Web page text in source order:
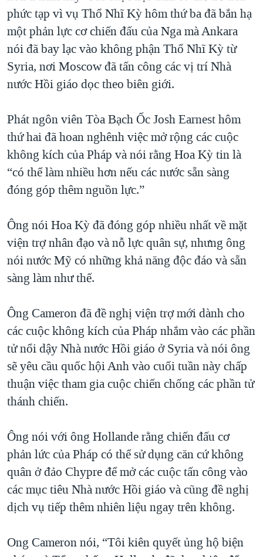
phức tạp vì vụ Thổ Nhĩ Kỳ hôm thứ ba đã bắn hạ
một phản lực cơ chiến đấu của Nga mà Ankara
nói đã bay lạc vào không phận Thổ Nhĩ Kỳ từ
Syria, nơi Moscow đã tấn công các vị trí Nhà
nước Hồi giáo dọc theo biên giới.
Phát ngôn viên Tòa Bạch Ốc Josh Earnest hôm
thứ hai đã hoan nghênh việc mở rộng các cuộc
không kích của Pháp và nói rằng Hoa Kỳ tin là
“có thể làm nhiều hơn nếu các nước sẵn sàng
đóng góp thêm nguồn lực.”
Ông nói Hoa Kỳ đã đóng góp nhiều nhất về mặt
viện trợ nhân đạo và nỗ lực quân sự, nhưng ông
nói nước Mỹ có những khả năng độc đáo và sẵn
sàng làm như thế.
Ông Cameron đã đề nghị viện trợ mới dành cho
các cuộc không kích của Pháp nhắm vào các phần
tử nổi dậy Nhà nước Hồi giáo ở Syria và nói ông
sẽ yêu cầu quốc hội Anh vào cuối tuần này chấp
thuận việc tham gia cuộc chiến chống các phần tử
thánh chiến.
Ông nói với ông Hollande rằng chiến đấu cơ
phản lức của Pháp có thể sử dụng căn cứ không
quân ở đảo Chypre để mở các cuộc tấn công vào
các mục tiêu Nhà nước Hồi giáo và cũng đề nghị
dịch vụ tiếp thêm nhiên liệu ngay trên không.
Ong Cameron nói, “Tôi kiên quyết ủng hộ biện